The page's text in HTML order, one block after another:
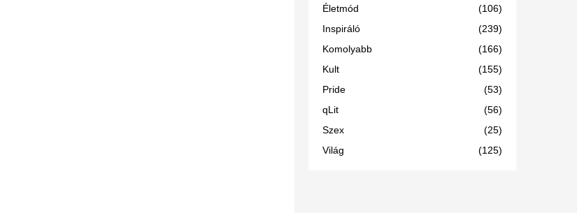
Életmód
(106)
Inspiráló
(239)
Komolyabb
(166)
Kult
(155)
Pride
(53)
qLit
(56)
Szex
(25)
Világ
(125)